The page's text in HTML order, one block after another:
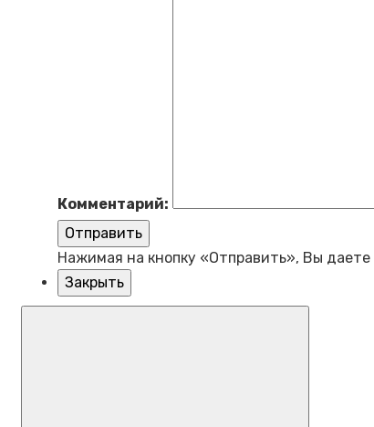
Комментарий:
Отправить
Нажимая на кнопку «Отправить», Вы даете
Закрыть